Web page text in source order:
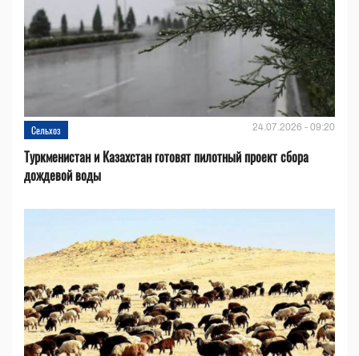
Сельхоз 24.07.2026 - 09:20
Туркменистан и Казахстан готовят пилотный проект сбора
дождевой воды